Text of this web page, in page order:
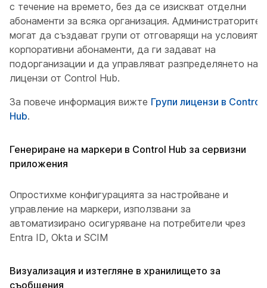
с течение на времето, без да се изискват отделни
абонаменти за всяка организация. Администраторите
могат да създават групи от отговарящи на условията
корпоративни абонаменти, да ги задават на
подорганизации и да управляват разпределянето на
лицензи от Control Hub.
За повече информация вижте Групи лицензи в Control
Hub.
Генериране на маркери в Control Hub за сервизни
приложения
Опростихме конфигурацията за настройване и
управление на маркери, използвани за
автоматизирано осигуряване на потребители чрез
Entra ID, Okta и SCIM
Визуализация и изтегляне в хранилището за
съобщения